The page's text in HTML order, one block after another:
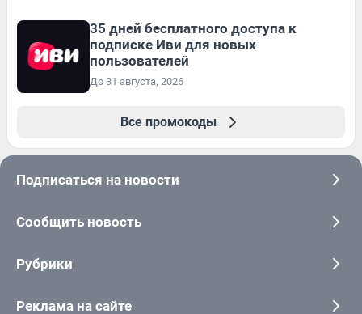
35 дней бесплатного доступа к
подписке Иви для новых
пользователей
До 31 августа, 2026
Все промокоды
Подписаться на новости
Сообщить новость
Рубрики
Реклама на сайте